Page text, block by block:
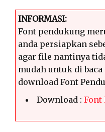
INFORMASI:
Font pendukung
anda persiapkan
agar file nantinya
mudah untuk di
download Font
Download : Font